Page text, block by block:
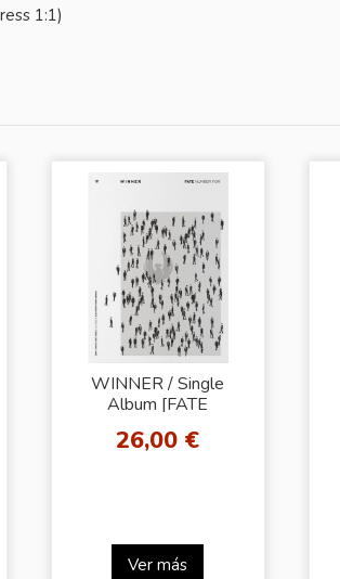
1:1)
WINNER / Single
Album [FATE
SEOUL ver.)
26,00 €
Ver más